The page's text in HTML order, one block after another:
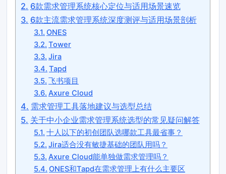
6款需求管理系统核心定位与适用场景速览
6款主流需求管理系统深度测评与适用场景剖析
ONES
Tower
Jira
Tapd
飞书项目
Axure Cloud
需求管理工具落地建议与选型总结
关于中小企业需求管理系统选型的常见疑问解答
十人以下的初创团队选哪款工具最省事？
Jira适合没有敏捷基础的团队用吗？
Axure Cloud能单独做需求管理吗？
ONES和Tapd在需求管理上有什么主要区